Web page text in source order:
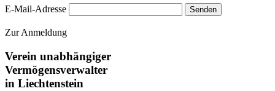
E-Mail-Adresse Senden
Zur Anmeldung
Verein unabhängiger
Vermögensverwalter
in Liechtenstein